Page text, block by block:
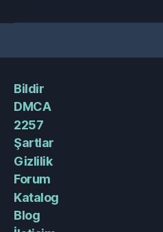
Bildir
DMCA
2257
Şartlar
Gizlilik
Forum
Katalog
Blog